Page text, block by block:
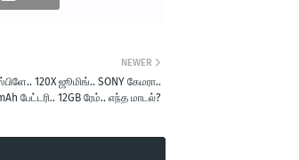
NEWER
120X ஜூமிங்.. SONY கேமரா..
பேட்டரி.. 12GB ரேம்.. எந்த மாடல்?